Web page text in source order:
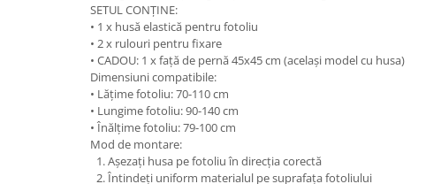
SETUL CONȚINE:
• 1 x husă elastică pentru fotoliu
• 2 x rulouri pentru fixare
• CADOU: 1 x față de pernă 45x45 cm (același model cu husa)
Dimensiuni compatibile:
• Lățime fotoliu: 70-110 cm
• Lungime fotoliu: 90-140 cm
• Înălțime fotoliu: 79-100 cm
Mod de montare:
Așezați husa pe fotoliu în direcția corectă
Întindeți uniform materialul pe suprafața fotoliului